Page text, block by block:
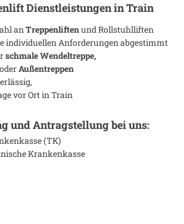
Dienstleistungen inTrain
anTreppenliftenund Rollstuhlliften
individuellen Anforderungen abgestimmt
schmale Wendeltreppe,
Außentreppen
vor Ort inTrain
und Antragstellung bei uns:
(TK)
Krankenkasse